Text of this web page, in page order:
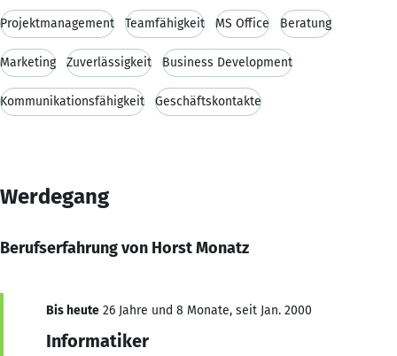
Projektmanagement Teamfähigkeit MS Office Beratung
Marketing Zuverlässigkeit Business Development
Kommunikationsfähigkeit Geschäftskontakte
Werdegang
Berufserfahrung von Horst Monatz
Bis heute 26 Jahre und 8 Monate, seit Jan. 2000
Informatiker